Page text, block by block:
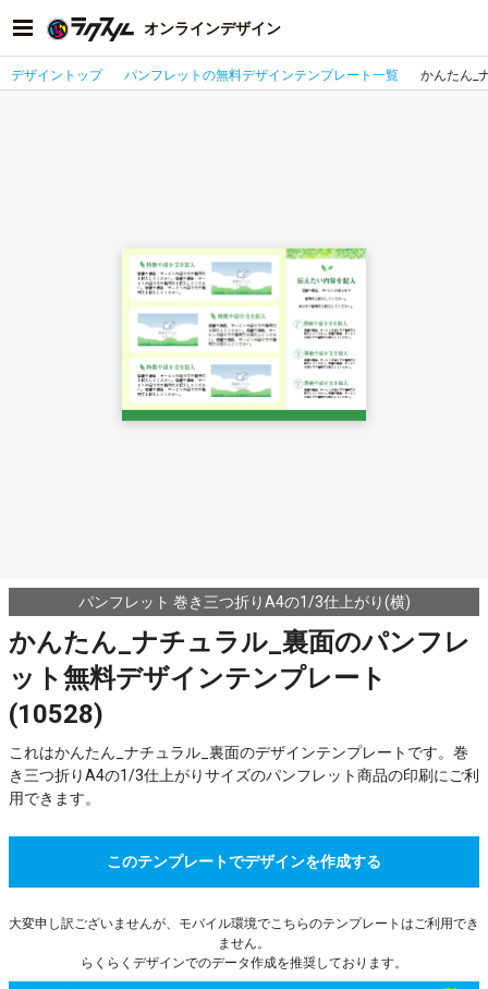
オンラインデザイン
デザイントップ パンフレットの無料デザインテンプレート一覧 かんたん_
パンフレット 巻き三つ折りA4の1/3仕上がり(横)
かんたん_ナチュラル_裏面のパンフレ
ット無料デザインテンプレート
(10528)
これはかんたん_ナチュラル_裏面のデザインテンプレートです。巻
き三つ折りA4の1/3仕上がりサイズのパンフレット商品の印刷にご利
用できます。
このテンプレートでデザインを作成する
大変申し訳ございませんが、モバイル環境でこちらのテンプレートはご利用でき
ません。
らくらくデザインでのデータ作成を推奨しております。